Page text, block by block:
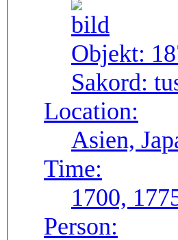
Objekt:
Sakord:
Location:
Asien,
Time:
1700,
Person: